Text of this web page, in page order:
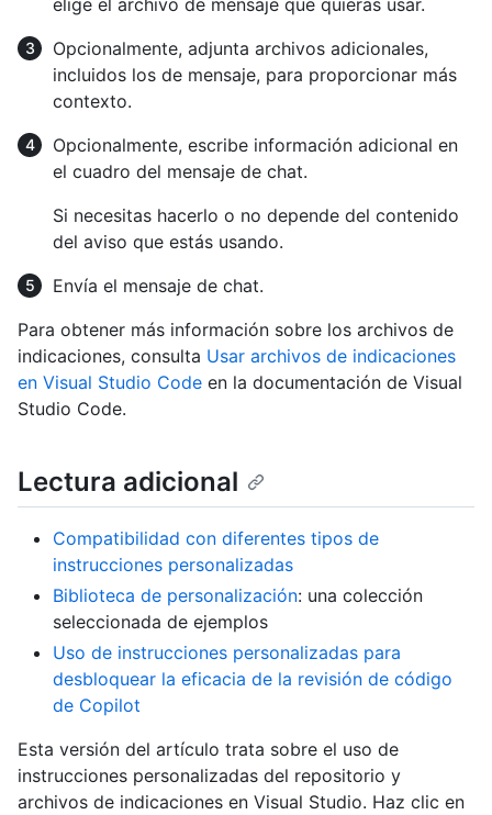
Opcionalmente, adjunta archivos adicionales,
incluidos los de mensaje, para proporcionar más
contexto.
Opcionalmente, escribe información adicional en
el cuadro del mensaje de chat.
Si necesitas hacerlo o no depende del contenido
del aviso que estás usando.
Envía el mensaje de chat.
Para obtener más información sobre los archivos de
indicaciones, consulta Usar archivos de indicaciones
en Visual Studio Code en la documentación de Visual
Studio Code.
Lectura adicional
Compatibilidad con diferentes tipos de
instrucciones personalizadas
Biblioteca de personalización: una colección
seleccionada de ejemplos
Uso de instrucciones personalizadas para
desbloquear la eficacia de la revisión de código
de Copilot
Esta versión del artículo trata sobre el uso de
instrucciones personalizadas del repositorio y
archivos de indicaciones en Visual Studio. Haz clic en